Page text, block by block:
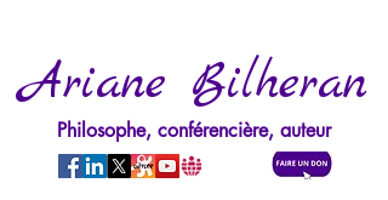
Ariane Bilheran
Philosophe, conférencière, auteur